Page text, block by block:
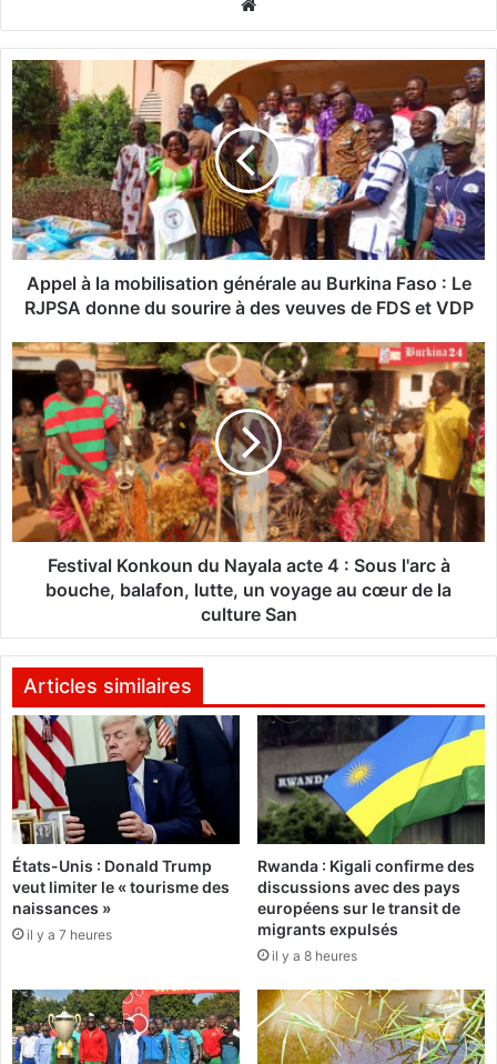
bsi
te
A
p
p
e
l
à
l
a
m
l
i
a
t
i
o
n
g
a
a
u
B
r
i
n
a
F
o
:
L
Appel à la mobilisation générale au Burkina Faso : Le
RJPSA donne du sourire à des veuves de FDS et VDP
F
e
t
i
v
a
l
K
o
u
d
u
N
a
y
a
a
a
c
4
:
S
Festival Konkoun du Nayala acte 4 : Sous l'arc à
bouche, balafon, lutte, un voyage au cœur de la
culture San
Articles similaires
États-Unis : Donald Trump
veut limiter le « tourisme des
naissances »
il y a 7 heures
Rwanda : Kigali confirme des
discussions avec des pays
européens sur le transit de
migrants expulsés
il y a 8 heures